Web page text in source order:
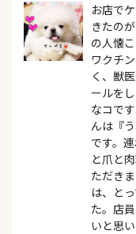
お店で
きたの
の人懐
ワクチ
く、獣
ールを
なコで
んは『
です。
と爪と
ただき
は、と
た。店
いと思い